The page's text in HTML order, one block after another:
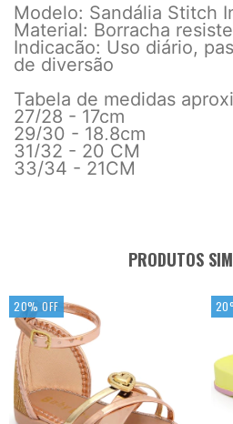
Modelo: Sandália Stitch
Material: Borracha
Indicação: Uso diário,
de diversão
Tabela de medidas
27/28 - 17cm
29/30 - 18,8cm
31/32 - 20 CM
33/34 - 21CM
PRODUTOS
20% OFF 20